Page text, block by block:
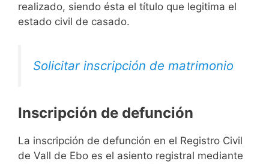
realizado, siendo ésta el título que legitima el
estado civil de casado.
Solicitar inscripción de matrimonio
Inscripción de defunción
La inscripción de defunción en el Registro Civil
de Vall de Ebo es el asiento registral mediante